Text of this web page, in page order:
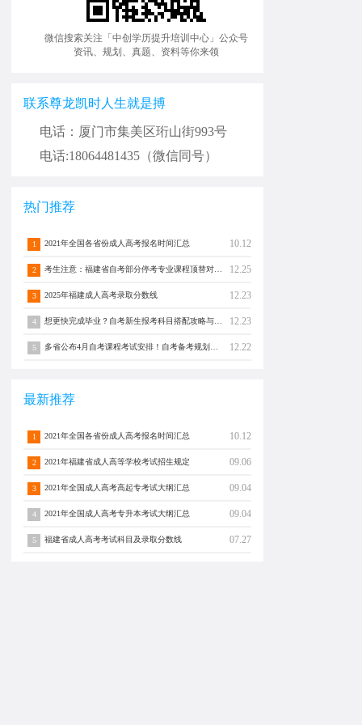
微信搜索关注「中创学历提升培训中心」公众号
资讯、规划、真题、资料等你来领
联系尊龙凯时人生就是搏
电话：厦门市集美区珩山街993号
电话:18064481435（微信同号）
热门推荐
1 2021年全国各省份成人高考报名时间汇总 10.12
2 12.25
3 2025年福建成人高考录取分数线 12.23
4 12.23
5 12.22
最新推荐
1 2021年全国各省份成人高考报名时间汇总 10.12
2 2021年福建省成人高等学校考试招生规定 09.06
3 2021年全国成人高考高起专考试大纲汇总 09.04
4 2021年全国成人高考专升本考试大纲汇总 09.04
5 福建省成人高考考试科目及录取分数线 07.27